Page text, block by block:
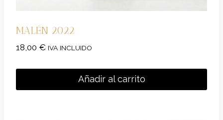
MALÉN 2022
18,00 € IVA INCLUIDO
Añadir al carrito